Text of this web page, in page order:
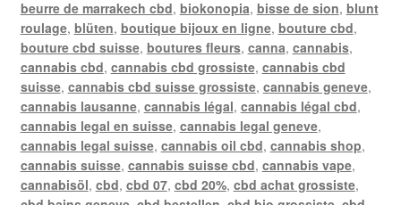
beurre de marrakech cbd, biokonopia, bisse de sion, blunt
roulage, blüten, boutique bijoux en ligne, bouture cbd,
bouture cbd suisse, boutures fleurs, canna, cannabis,
cannabis cbd, cannabis cbd grossiste, cannabis cbd
suisse, cannabis cbd suisse grossiste, cannabis geneve,
cannabis lausanne, cannabis légal, cannabis légal cbd,
cannabis legal en suisse, cannabis legal geneve,
cannabis legal suisse, cannabis oil cbd, cannabis shop,
cannabis suisse, cannabis suisse cbd, cannabis vape,
cannabisöl, cbd, cbd 07, cbd 20%, cbd achat grossiste,